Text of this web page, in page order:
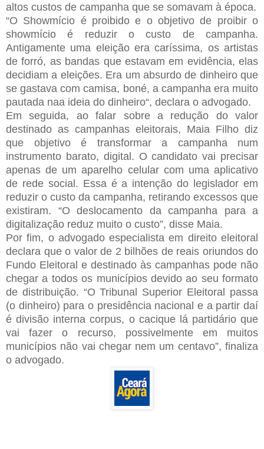
altos custos de campanha que se somavam à época.
“O Showmício é proibido e o objetivo de proibir o
showmício é reduzir o custo de campanha.
Antigamente uma eleição era caríssima, os artistas
de forró, as bandas que estavam em evidência, elas
decidiam a eleições. Era um absurdo de dinheiro que
se gastava com camisa, boné, a campanha era muito
pautada naa ideia do dinheiro“, declara o advogado.
Em seguida, ao falar sobre a redução do valor
destinado as campanhas eleitorais, Maia Filho diz
que objetivo é transformar a campanha num
instrumento barato, digital. O candidato vai precisar
apenas de um aparelho celular com uma aplicativo
de rede social. Essa é a intenção do legislador em
reduzir o custo da campanha, retirando excessos que
existiram. “O deslocamento da campanha para a
digitalização reduz muito o custo”, disse Maia.
Por fim, o advogado especialista em direito eleitoral
declara que o valor de 2 bilhões de reais oriundos do
Fundo Eleitoral e destinado às campanhas pode não
chegar a todos os municípios devido ao seu formato
de distribuição. “O Tribunal Superior Eleitoral passa
(o dinheiro) para o presidência nacional e a partir daí
é divisão interna corpus, o cacique lá partidário que
vai fazer o recurso, possivelmente em muitos
municípios não vai chegar nem um centavo”, finaliza
o advogado.